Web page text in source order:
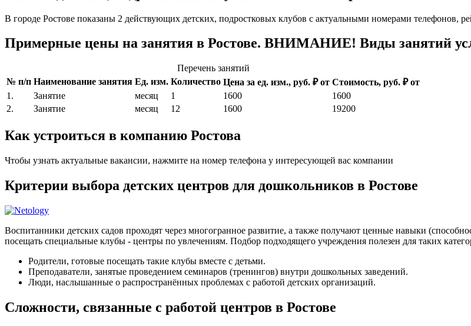
В городе Ростове показаны 2 действующих детских, подростковых клубов с актуальными номерами телефонов,
Примерные цены на занятия в Ростове. ВНИМАНИЕ! Виды занятий
Перечень занятий
№ п/п Наименование занятия Ед. изм. Количество Цена за ед. изм., руб. ₽ от Стоимость, руб. ₽ от
1.
Занятие месяц 1 1600
1600
2.
Занятие месяц 12 1600 19200
Как устроиться в компанию Ростова
Чтобы узнать актуальные вакансии, нажмите на номер телефона у интересующей вас компании
Критерии выбора детских центров для дошкольников в Ростове
Воспитанники детских садов проходят через многогранное развитие, а также получают ценные навыки
посещать специальные клубы - центры по увлечениям. Подбор подходящего учреждения полезен для таких
Родители, готовые посещать такие клубы вместе с детьми.
Преподаватели, занятые проведением семинаров (тренингов) внутри дошкольных заведений.
Люди, наслышанные о распространённых проблемах с работой детских организаций.
Сложности, связанные с работой центров в Ростове